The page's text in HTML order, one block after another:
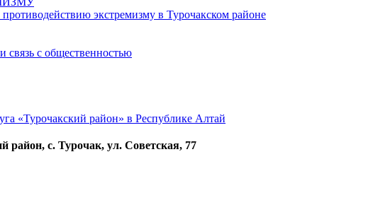
экстремизму в Турочакском районе
с общественностью
«Турочакский район» в Республике Алтай
район, с. Турочак, ул. Советская, 77